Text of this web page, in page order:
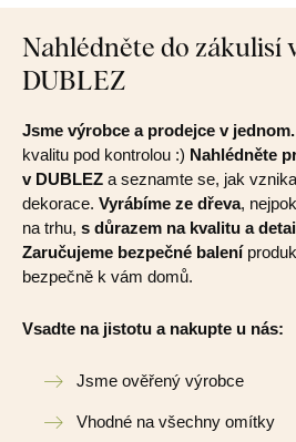
Nahlédněte do zákulisí
DUBLEZ
Jsme výrobce a prodejce v jednom.
kvalitu pod kontrolou :) Nahlédněte
v DUBLEZ a seznamte se, jak
dekorace. Vyrábíme ze dřeva,
na trhu, s důrazem na kvalitu a
Zaručujeme bezpečné balení
bezpečně k vám domů.
Vsadte na jistotu a nakupte u nás:
Jsme ověřený výrobce
Vhodné na všechny omítky